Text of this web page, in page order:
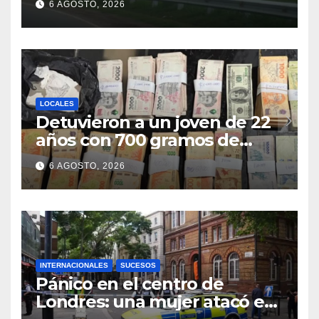
6 AGOSTO, 2026
LOCALES
Detuvieron a un joven de 22
años con 700 gramos de
cocaína
6 AGOSTO, 2026
INTERNACIONALES SUCESOS
Pánico en el centro de
Londres: una mujer atacó e